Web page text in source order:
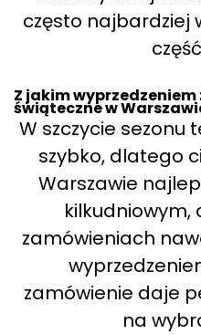
często najbardziej
Z jakim
świąteczne w
W szczycie sezonu
szybko, dlatego
Warszawie
kilkudniowym,
zamówieniach
zamówienie daje
na